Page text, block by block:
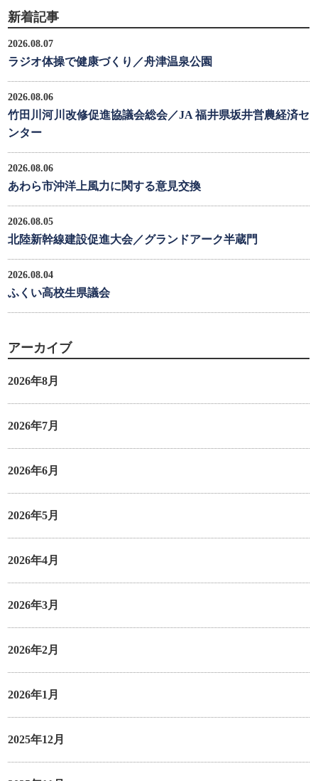
新着記事
2026.08.07
ラジオ体操で健康づくり／舟津温泉公園
2026.08.06
竹田川河川改修促進協議会総会／JA 福井県坂井営農経済セ
ンター
2026.08.06
あわら市沖洋上風力に関する意見交換
2026.08.05
北陸新幹線建設促進大会／グランドアーク半蔵門
2026.08.04
ふくい高校生県議会
アーカイブ
2026年8月
2026年7月
2026年6月
2026年5月
2026年4月
2026年3月
2026年2月
2026年1月
2025年12月